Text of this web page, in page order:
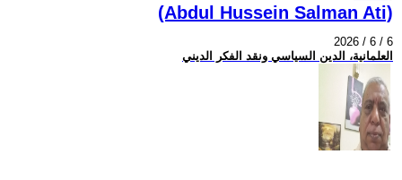
(Abdul Hussein Salman Ati)
2026 / 6 / 6
العلمانية، الدين السياسي ونقد الفكر الديني